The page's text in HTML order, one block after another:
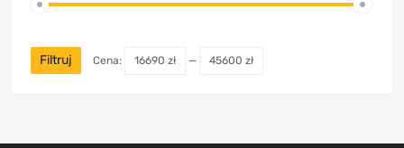
Filtruj Cena: 16690 zł — 45600 zł